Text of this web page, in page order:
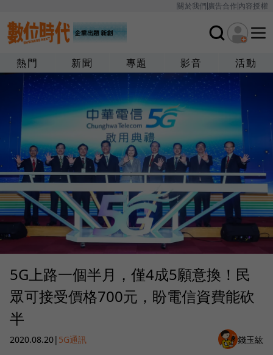
關於我們廣告合作內容授權
熱門 新聞 專題 影音 活動
5G上路一個半月，僅4成5願意換！民
眾可接受價格700元，盼電信資費能砍
半
2020.08.20| 5G通訊 錢玉紘